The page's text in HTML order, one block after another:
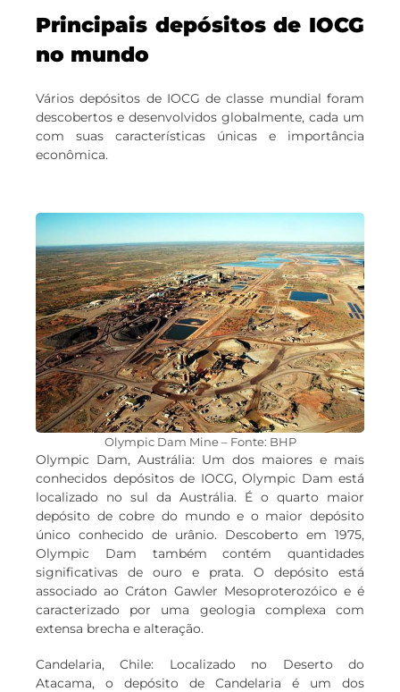
Principais depósitos de IOCG
no mundo
Vários depósitos de IOCG de classe mundial foram
descobertos e desenvolvidos globalmente, cada um
com suas características únicas e importância
econômica.
Olympic Dam Mine – Fonte: BHP
Olympic Dam, Austrália: Um dos maiores e mais
conhecidos depósitos de IOCG, Olympic Dam está
localizado no sul da Austrália. É o quarto maior
depósito de cobre do mundo e o maior depósito
único conhecido de urânio. Descoberto em 1975,
Olympic Dam também contém quantidades
significativas de ouro e prata. O depósito está
associado ao Cráton Gawler Mesoproterozóico e é
caracterizado por uma geologia complexa com
extensa brecha e alteração.
Candelaria, Chile: Localizado no Deserto do
Atacama, o depósito de Candelaria é um dos